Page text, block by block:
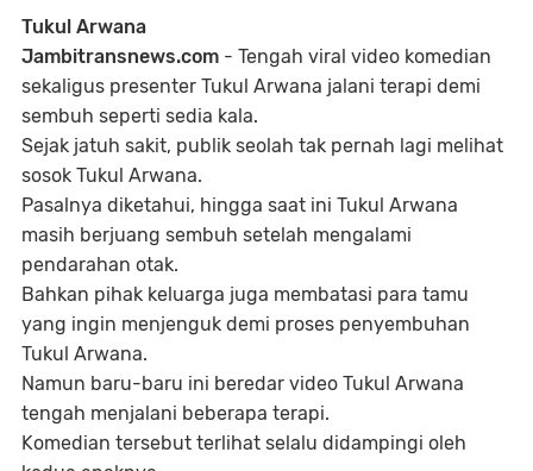
Tukul Arwana
Jambitransnews.com - Tengah viral video komedian
sekaligus presenter Tukul Arwana jalani terapi demi
sembuh seperti sedia kala.
Sejak jatuh sakit, publik seolah tak pernah lagi melihat
sosok Tukul Arwana.
Pasalnya diketahui, hingga saat ini Tukul Arwana
masih berjuang sembuh setelah mengalami
pendarahan otak.
Bahkan pihak keluarga juga membatasi para tamu
yang ingin menjenguk demi proses penyembuhan
Tukul Arwana.
Namun baru-baru ini beredar video Tukul Arwana
tengah menjalani beberapa terapi.
Komedian tersebut terlihat selalu didampingi oleh